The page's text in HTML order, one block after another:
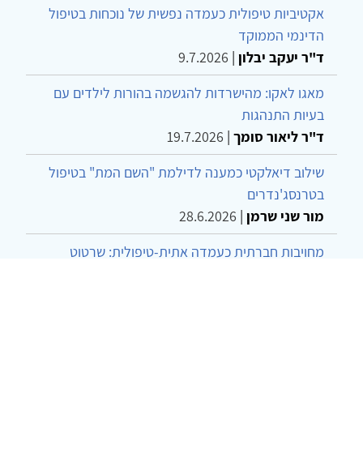
אקטיביות טיפולית כעמדה נפשית של נוכחות בטיפול
הדינמי הממוקד
ד"ר יעקב יבלון |
9.7.2026
מאגו לאקו: מהישרדות להגשמה בהורות לילדים עם
בעיות התנהגות
ד"ר ליאור סומך |
19.7.2026
שילוב דיאלקטי כמענה לדילמת "השם המת" בטיפול
בטרנסג'נדרים
מור שני שרמן |
28.6.2026
מחויבות חברתית כעמדה אתית-טיפולית: שרטוט